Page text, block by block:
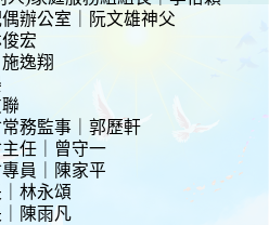
辦公室｜阮文雄神父
宏
逸翔
務監事｜郭歷軒
任｜曾守一
員｜陳家平
林永頌
陳雨凡